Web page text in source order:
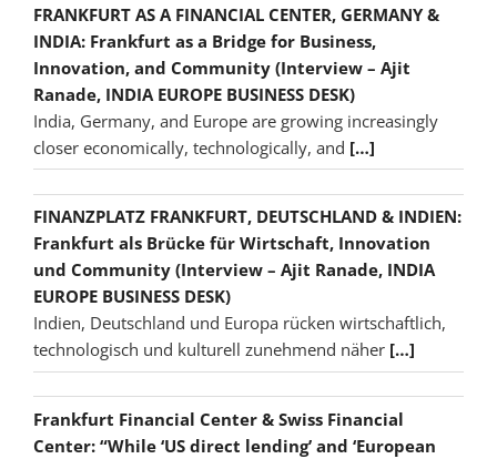
FRANKFURT AS A FINANCIAL CENTER, GERMANY &
INDIA: Frankfurt as a Bridge for Business,
Innovation, and Community (Interview – Ajit
Ranade, INDIA EUROPE BUSINESS DESK)
India, Germany, and Europe are growing increasingly
closer economically, technologically, and […]
FINANZPLATZ FRANKFURT, DEUTSCHLAND & INDIEN:
Frankfurt als Brücke für Wirtschaft, Innovation
und Community (Interview – Ajit Ranade, INDIA
EUROPE BUSINESS DESK)
Indien, Deutschland und Europa rücken wirtschaftlich,
technologisch und kulturell zunehmend näher […]
Frankfurt Financial Center & Swiss Financial
Center: “While ‘US direct lending’ and ‘European